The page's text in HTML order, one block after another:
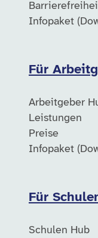
Infopaket
Für
Arbeitgeber
Leistungen
Preise
Infopaket
Für
Schulen Hub